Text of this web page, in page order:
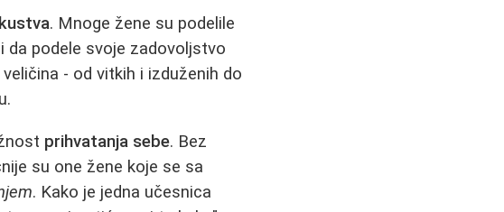
. Mnoge žene su podelile
podele svoje zadovoljstvo
- od vitkih i izduženih do
prihvatanja sebe. Bez
su one žene koje se sa
. Kako je jedna učesnica